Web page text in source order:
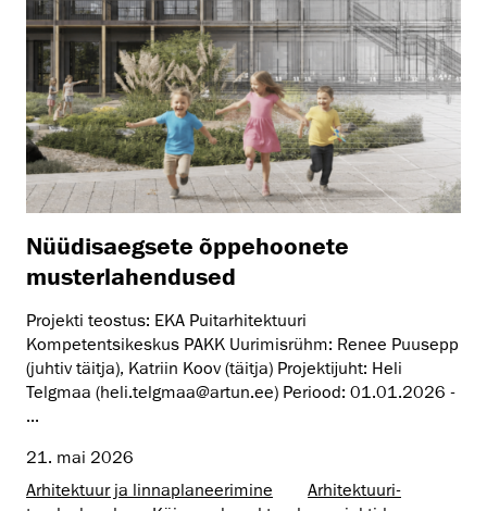
Nüüdisaegsete õppehoonete
musterlahendused
Projekti teostus: EKA Puitarhitektuuri
Kompetentsikeskus PAKK Uurimisrühm: Renee Puusepp
(juhtiv täitja), Katriin Koov (täitja) Projektijuht: Heli
Telgmaa (heli.telgmaa@artun.ee) Periood: 01.01.2026 -
...
21. mai 2026
Arhitektuur ja linnaplaneerimine
Arhitektuuri­